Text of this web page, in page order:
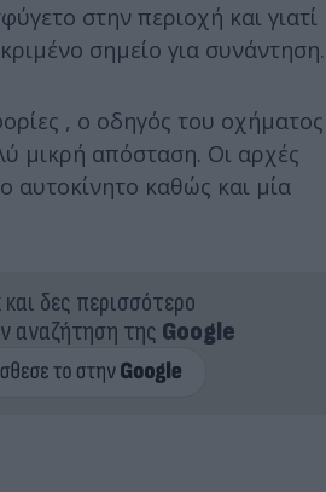
στην περιοχή και γιατί
σημείο για συνάντηση.
, ο οδηγός του οχήματος
μικρή απόσταση. Οι αρχές
αυτοκίνητο καθώς και μία
και δες περισσότερο
αναζήτηση της Google